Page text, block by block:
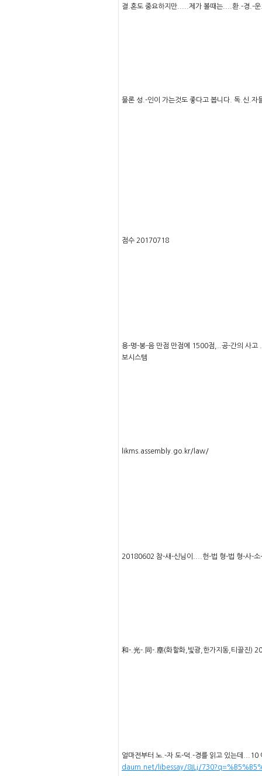
결.혼도 중요하지만.....제가 볼때는....환.-경.-
물론 성.-인이 가는것도 좋다고 봅니다. 독.신.자
점수 20170718
용-명-봉-음 만점 만점에 1500점,..공-간의 사
보시스템
likms.assembly.go.kr/law/
20180602 참-새-신님이....헌-법 형-법 형-사-소
和-.光-.同-.塵(화할화,빛광,한가지동,티끌진)
얼마전부터 노.-자 도-덕.-경를 읽고 있는데
daum.net/libessay/8ILj/